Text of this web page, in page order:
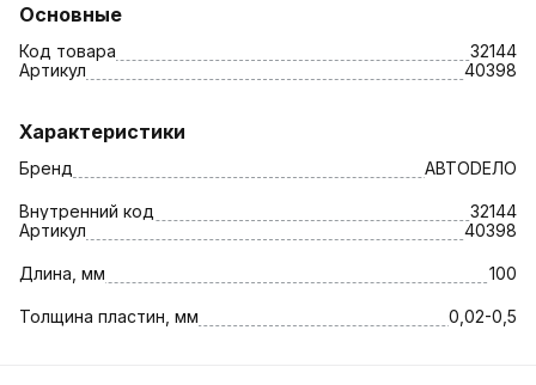
Основные
Код товара
32144
Артикул
40398
Характеристики
Бренд АВТОDЕЛО
Внутренний код
32144
Артикул
40398
Длина, мм 100
Толщина пластин, мм 0,02-0,5